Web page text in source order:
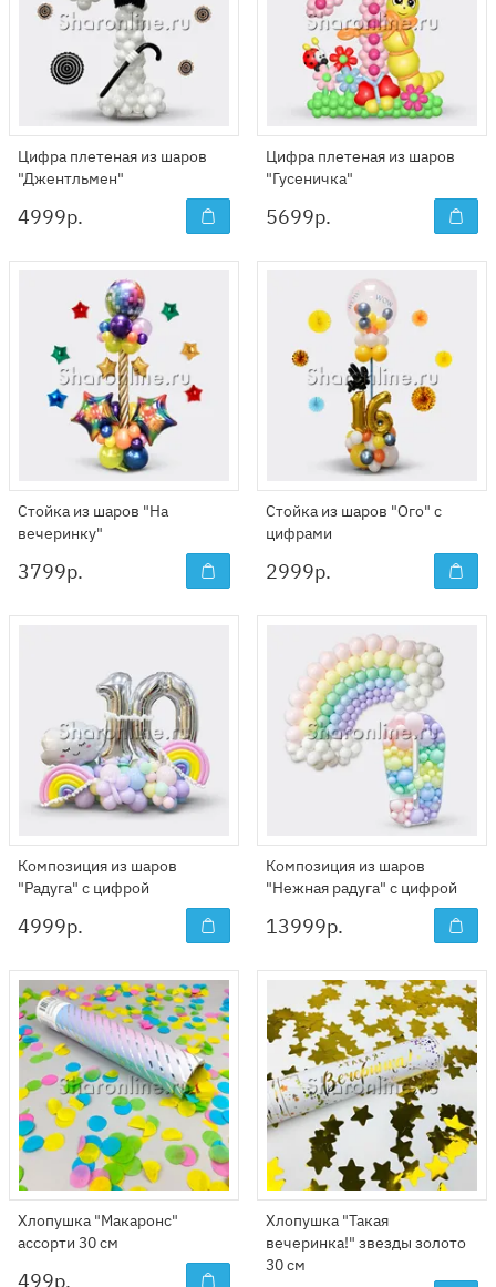
Цифра плетеная из шаров
"Джентльмен"
4999р.
Цифра плетеная из шаров
"Гусеничка"
5699р.
Стойка из шаров "На
вечеринку"
3799р.
Стойка из шаров "Ого" с
цифрами
2999р.
Композиция из шаров
"Радуга" с цифрой
4999р.
Композиция из шаров
"Нежная радуга" с цифрой
13999р.
Хлопушка "Макаронс"
ассорти 30 см
499р.
Хлопушка "Такая
вечеринка!" звезды золото
30 см